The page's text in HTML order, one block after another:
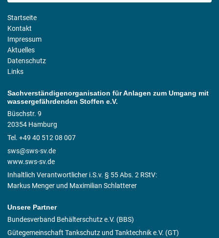
Startseite
Kontakt
Impressum
Aktuelles
Datenschutz
Links
Sachverständigenorganisation für Anlagen zum Umgang mit
wassergefährdenden Stoffen e.V.
Büschstr. 9
20354 Hamburg
Tel. +49 40 512 08 007
sws@sws-sv.de
www.sws-sv.de
Inhaltlich Verantwortlicher i.S.v. § 55 Abs. 2 RStV:
Markus Menger und Maximilian Schlatterer
Unsere Partner
Bundesverband Behälterschutz e.V. (BBS)
Gütegemeinschaft Tankschutz und Tanktechnik e.V. (GT)